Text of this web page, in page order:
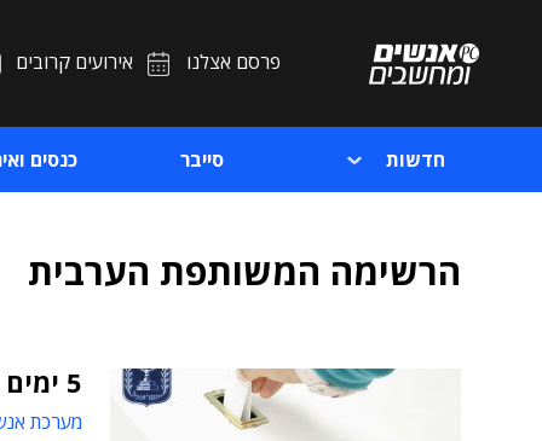
פרסם אצלנו אירועים קרובים
חדשות סייבר כנסים
הרשימה המשותפת הערבית
5 ימים לבחירות – בלוג לייב לקראת הקלפיות
מערכת